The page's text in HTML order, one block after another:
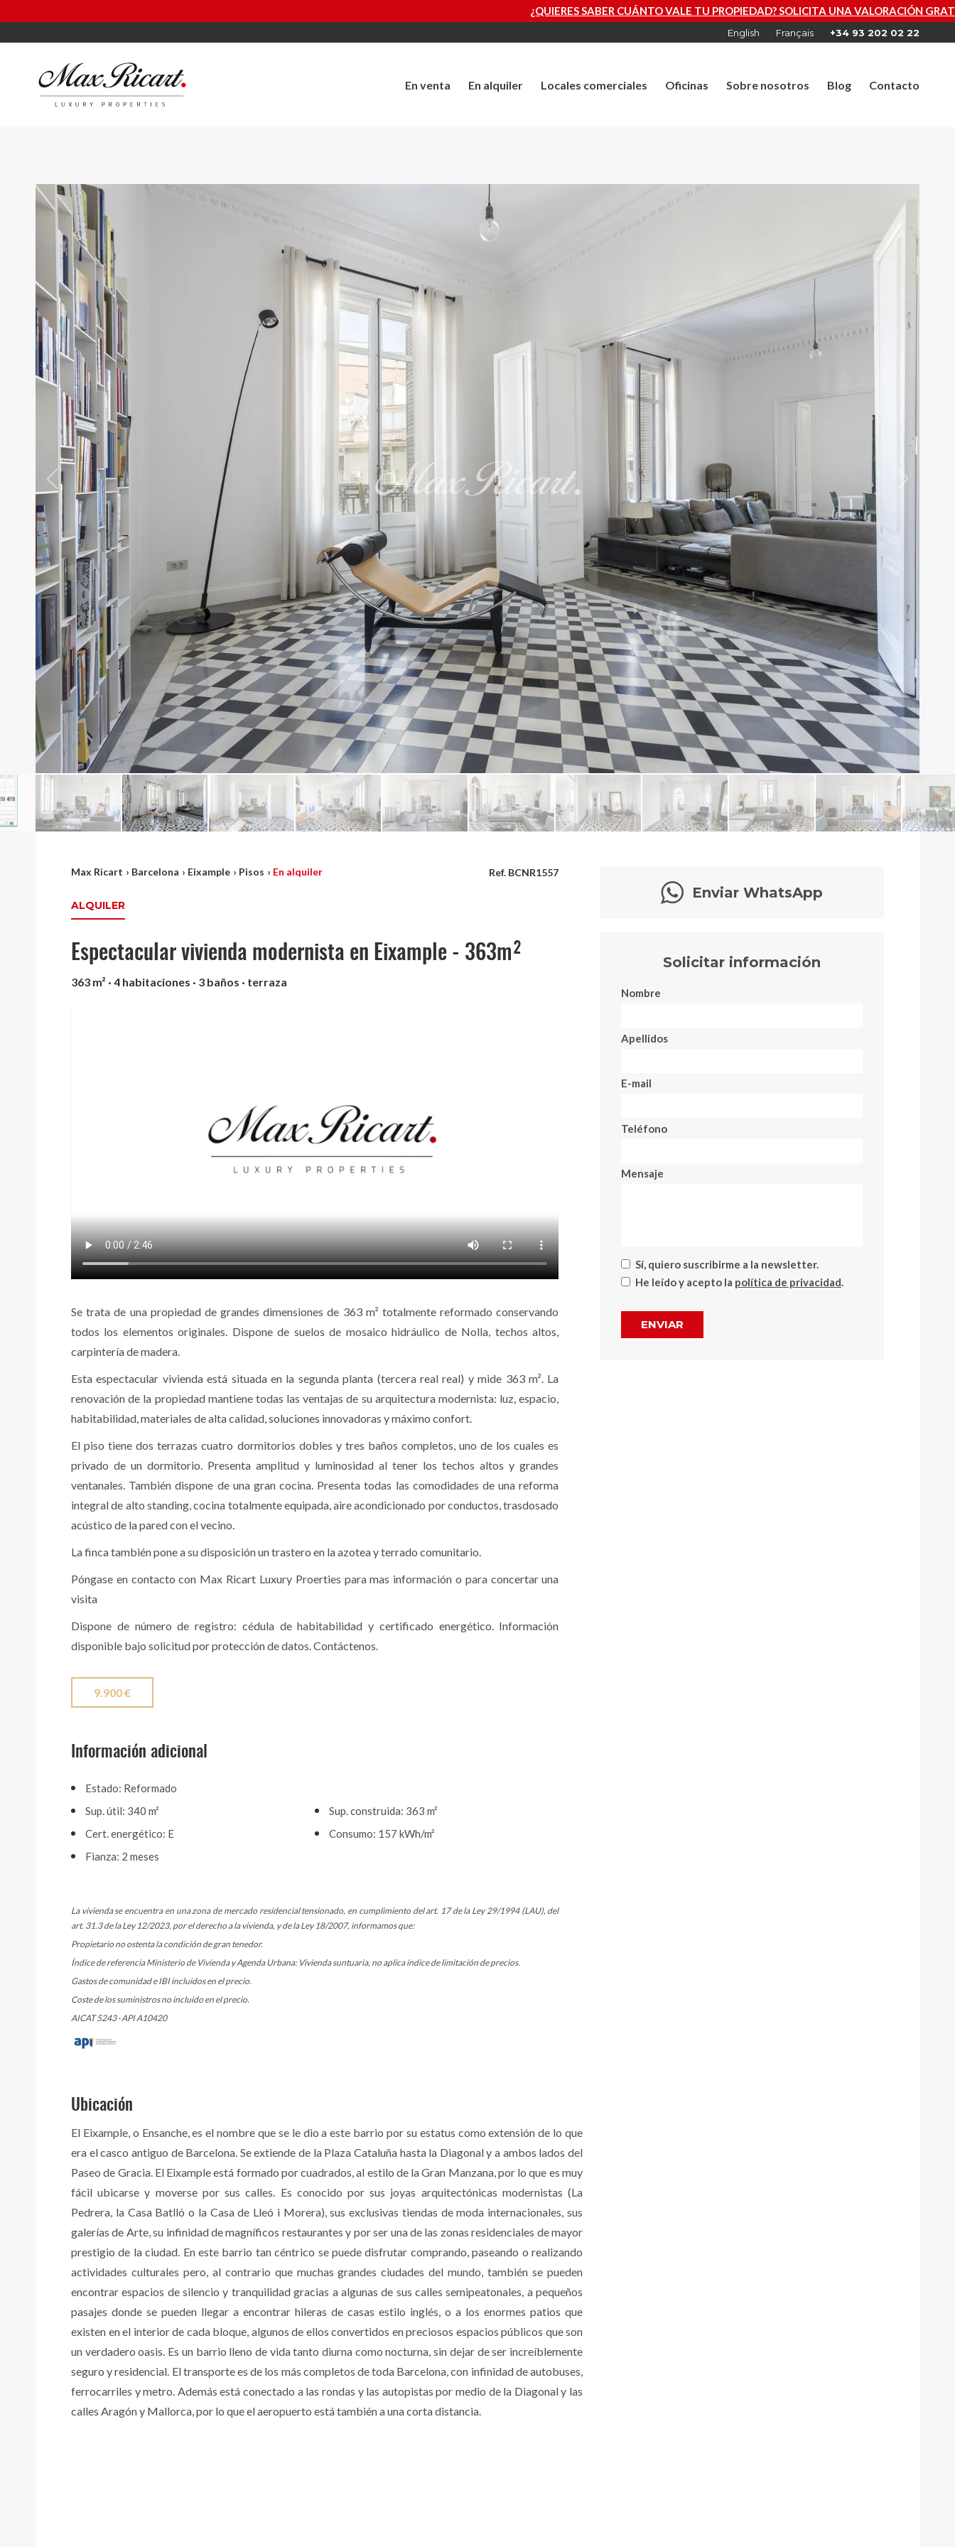
¿QUIERES SABER CUÁNTO VALE TU PROPIEDAD? SOLICITA UNA VALORACIÓN GRATUITA AHORA
English Français +34 93 202 02 22
En venta En alquiler Locales comerciales Oficinas Sobre nosotros Blog Contacto
Max Ricart › Barcelona › Eixample › Pisos › En alquiler Ref. BCNR1557
ALQUILER
Espectacular vivienda modernista en Eixample - 363m²
363 m² · 4 habitaciones · 3 baños · terraza
Se trata de una propiedad de grandes dimensiones de 363 m² totalmente reformado conservando
todos los elementos originales. Dispone de suelos de mosaico hidráulico de Nolla, techos altos,
carpintería de madera.
Esta espectacular vivienda está situada en la segunda planta (tercera real real) y mide 363 m². La
renovación de la propiedad mantiene todas las ventajas de su arquitectura modernista: luz, espacio,
habitabilidad, materiales de alta calidad, soluciones innovadoras y máximo confort.
El piso tiene dos terrazas cuatro dormitorios dobles y tres baños completos, uno de los cuales es
privado de un dormitorio. Presenta amplitud y luminosidad al tener los techos altos y grandes
ventanales. También dispone de una gran cocina. Presenta todas las comodidades de una reforma
integral de alto standing, cocina totalmente equipada, aire acondicionado por conductos, trasdosado
acústico de la pared con el vecino.
La finca también pone a su disposición un trastero en la azotea y terrado comunitario.
Póngase en contacto con Max Ricart Luxury Proerties para mas información o para concertar una
visita
Dispone de número de registro: cédula de habitabilidad y certificado energético. Información
disponible bajo solicitud por protección de datos. Contáctenos.
9.900 €
Información adicional
Estado: Reformado
Sup. útil: 340 m²
Sup. construida: 363 m²
Cert. energético: E
Consumo: 157 kWh/m²
Fianza: 2 meses
La vivienda se encuentra en una zona de mercado residencial tensionado, en cumplimiento del art. 17 de la Ley 29/1994 (LAU), del
art. 31.3 de la Ley 12/2023, por el derecho a la vivienda, y de la Ley 18/2007, informamos que:
Propietario no ostenta la condición de gran tenedor.
Índice de referencia Ministerio de Vivienda y Agenda Urbana: Vivienda suntuaria, no aplica índice de limitación de precios.
Gastos de comunidad e IBI incluidos en el precio.
Coste de los suministros no incluido en el precio.
AICAT 5243 · API A10420
Enviar WhatsApp
Solicitar información
Nombre
Apellidos
E-mail
Teléfono
Mensaje
Sí, quiero suscribirme a la newsletter.
He leído y acepto la política de privacidad.
ENVIAR
Ubicación
El Eixample, o Ensanche, es el nombre que se le dio a este barrio por su estatus como extensión de lo que
era el casco antiguo de Barcelona. Se extiende de la Plaza Cataluña hasta la Diagonal y a ambos lados del
Paseo de Gracia. El Eixample está formado por cuadrados, al estilo de la Gran Manzana, por lo que es muy
fácil ubicarse y moverse por sus calles. Es conocido por sus joyas arquitectónicas modernistas (La
Pedrera, la Casa Batlló o la Casa de Lleó i Morera), sus exclusivas tiendas de moda internacionales, sus
galerías de Arte, su infinidad de magníficos restaurantes y por ser una de las zonas residenciales de mayor
prestigio de la ciudad. En este barrio tan céntrico se puede disfrutar comprando, paseando o realizando
actividades culturales pero, al contrario que muchas grandes ciudades del mundo, también se pueden
encontrar espacios de silencio y tranquilidad gracias a algunas de sus calles semipeatonales, a pequeños
pasajes donde se pueden llegar a encontrar hileras de casas estilo inglés, o a los enormes patios que
existen en el interior de cada bloque, algunos de ellos convertidos en preciosos espacios públicos que son
un verdadero oasis. Es un barrio lleno de vida tanto diurna como nocturna, sin dejar de ser increíblemente
seguro y residencial. El transporte es de los más completos de toda Barcelona, con infinidad de autobuses,
ferrocarriles y metro. Además está conectado a las rondas y las autopistas por medio de la Diagonal y las
calles Aragón y Mallorca, por lo que el aeropuerto está también a una corta distancia.